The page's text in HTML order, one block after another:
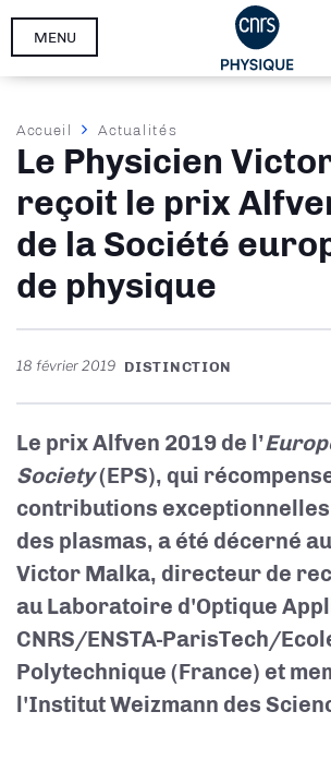
Aller
MENU
Fil
d'Ariane
Accueil Actualités
Le Physicien
reçoit le prix
de la Société
de physique
18 février 2019 DISTINCTION
Le prix Alfven 2019 de l’
Society(EPS), qui
contributions exceptionnelles
des plasmas, a été décerné
Victor Malka, directeur de
au Laboratoire d'Optique
CNRS/ENSTA-ParisTech/
Polytechnique (France) et
l'Institut Weizmann des